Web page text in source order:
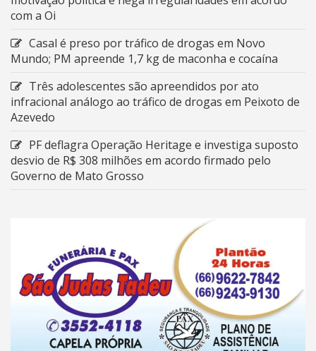
com a Oi
Casal é preso por tráfico de drogas em Novo
Mundo; PM apreende 1,7 kg de maconha e cocaína
Três adolescentes são apreendidos por ato
infracional análogo ao tráfico de drogas em Peixoto de
Azevedo
PF deflagra Operação Heritage e investiga suposto
desvio de R$ 308 milhões em acordo firmado pelo
Governo de Mato Grosso